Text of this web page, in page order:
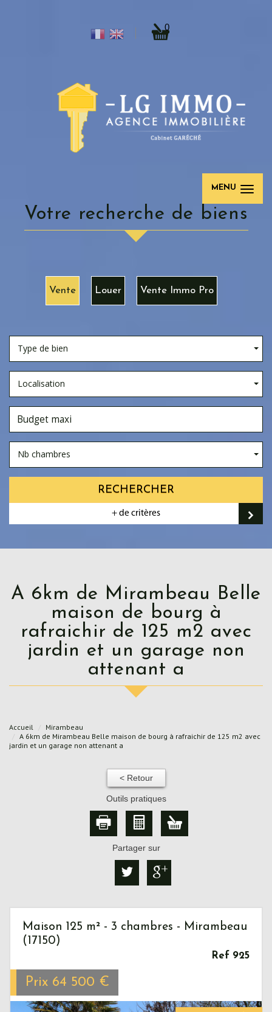
0
MENU
votre recherche de biens
Vente Louer Vente Immo Pro
Type de bien
Localisation
Nb chambres
RECHERCHER
+ de critères
A 6km de Mirambeau Belle
maison de bourg à
rafraichir de 125 m2 avec
jardin et un garage non
attenant a
Accueil
Mirambeau
A 6km de Mirambeau Belle maison de bourg à rafraichir de 125 m2 avec
jardin et un garage non attenant a
< Retour
Outils pratiques
Partager sur
Maison 125 m² - 3 chambres - Mirambeau
(17150)
Ref 925
Prix 64 500 €